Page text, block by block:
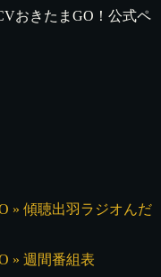
おきたまGO！公式ペ
» 傾聴出羽ラジオんだ
» 週間番組表